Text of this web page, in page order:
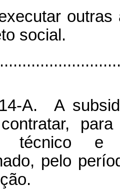
outras
social.
A. A
técnico e
pelo